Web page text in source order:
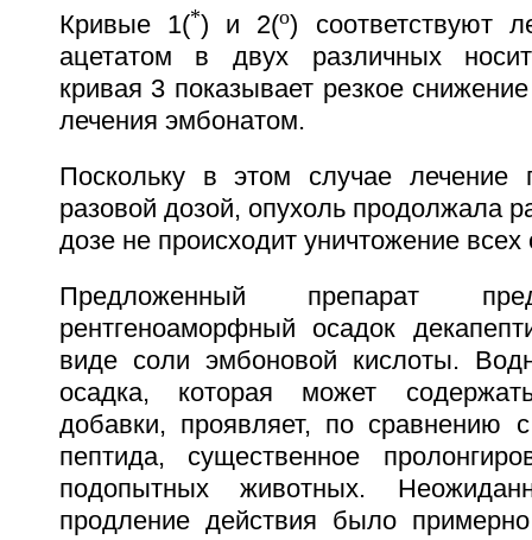
Кривые 1(*) и 2(o) соответствуют
ацетатом в двух различных
кривая 3 показывает резкое
лечения эмбонатом.
Поскольку в этом случае лечение
разовой дозой, опухоль продолжала
дозе не происходит уничтожение всех
Предложенный препарат
рентгеноаморфный осадок
виде соли эмбоновой кислоты.
осадка, которая может
добавки, проявляет, по сравнению
пептида, существенное
подопытных животных.
продление действия было